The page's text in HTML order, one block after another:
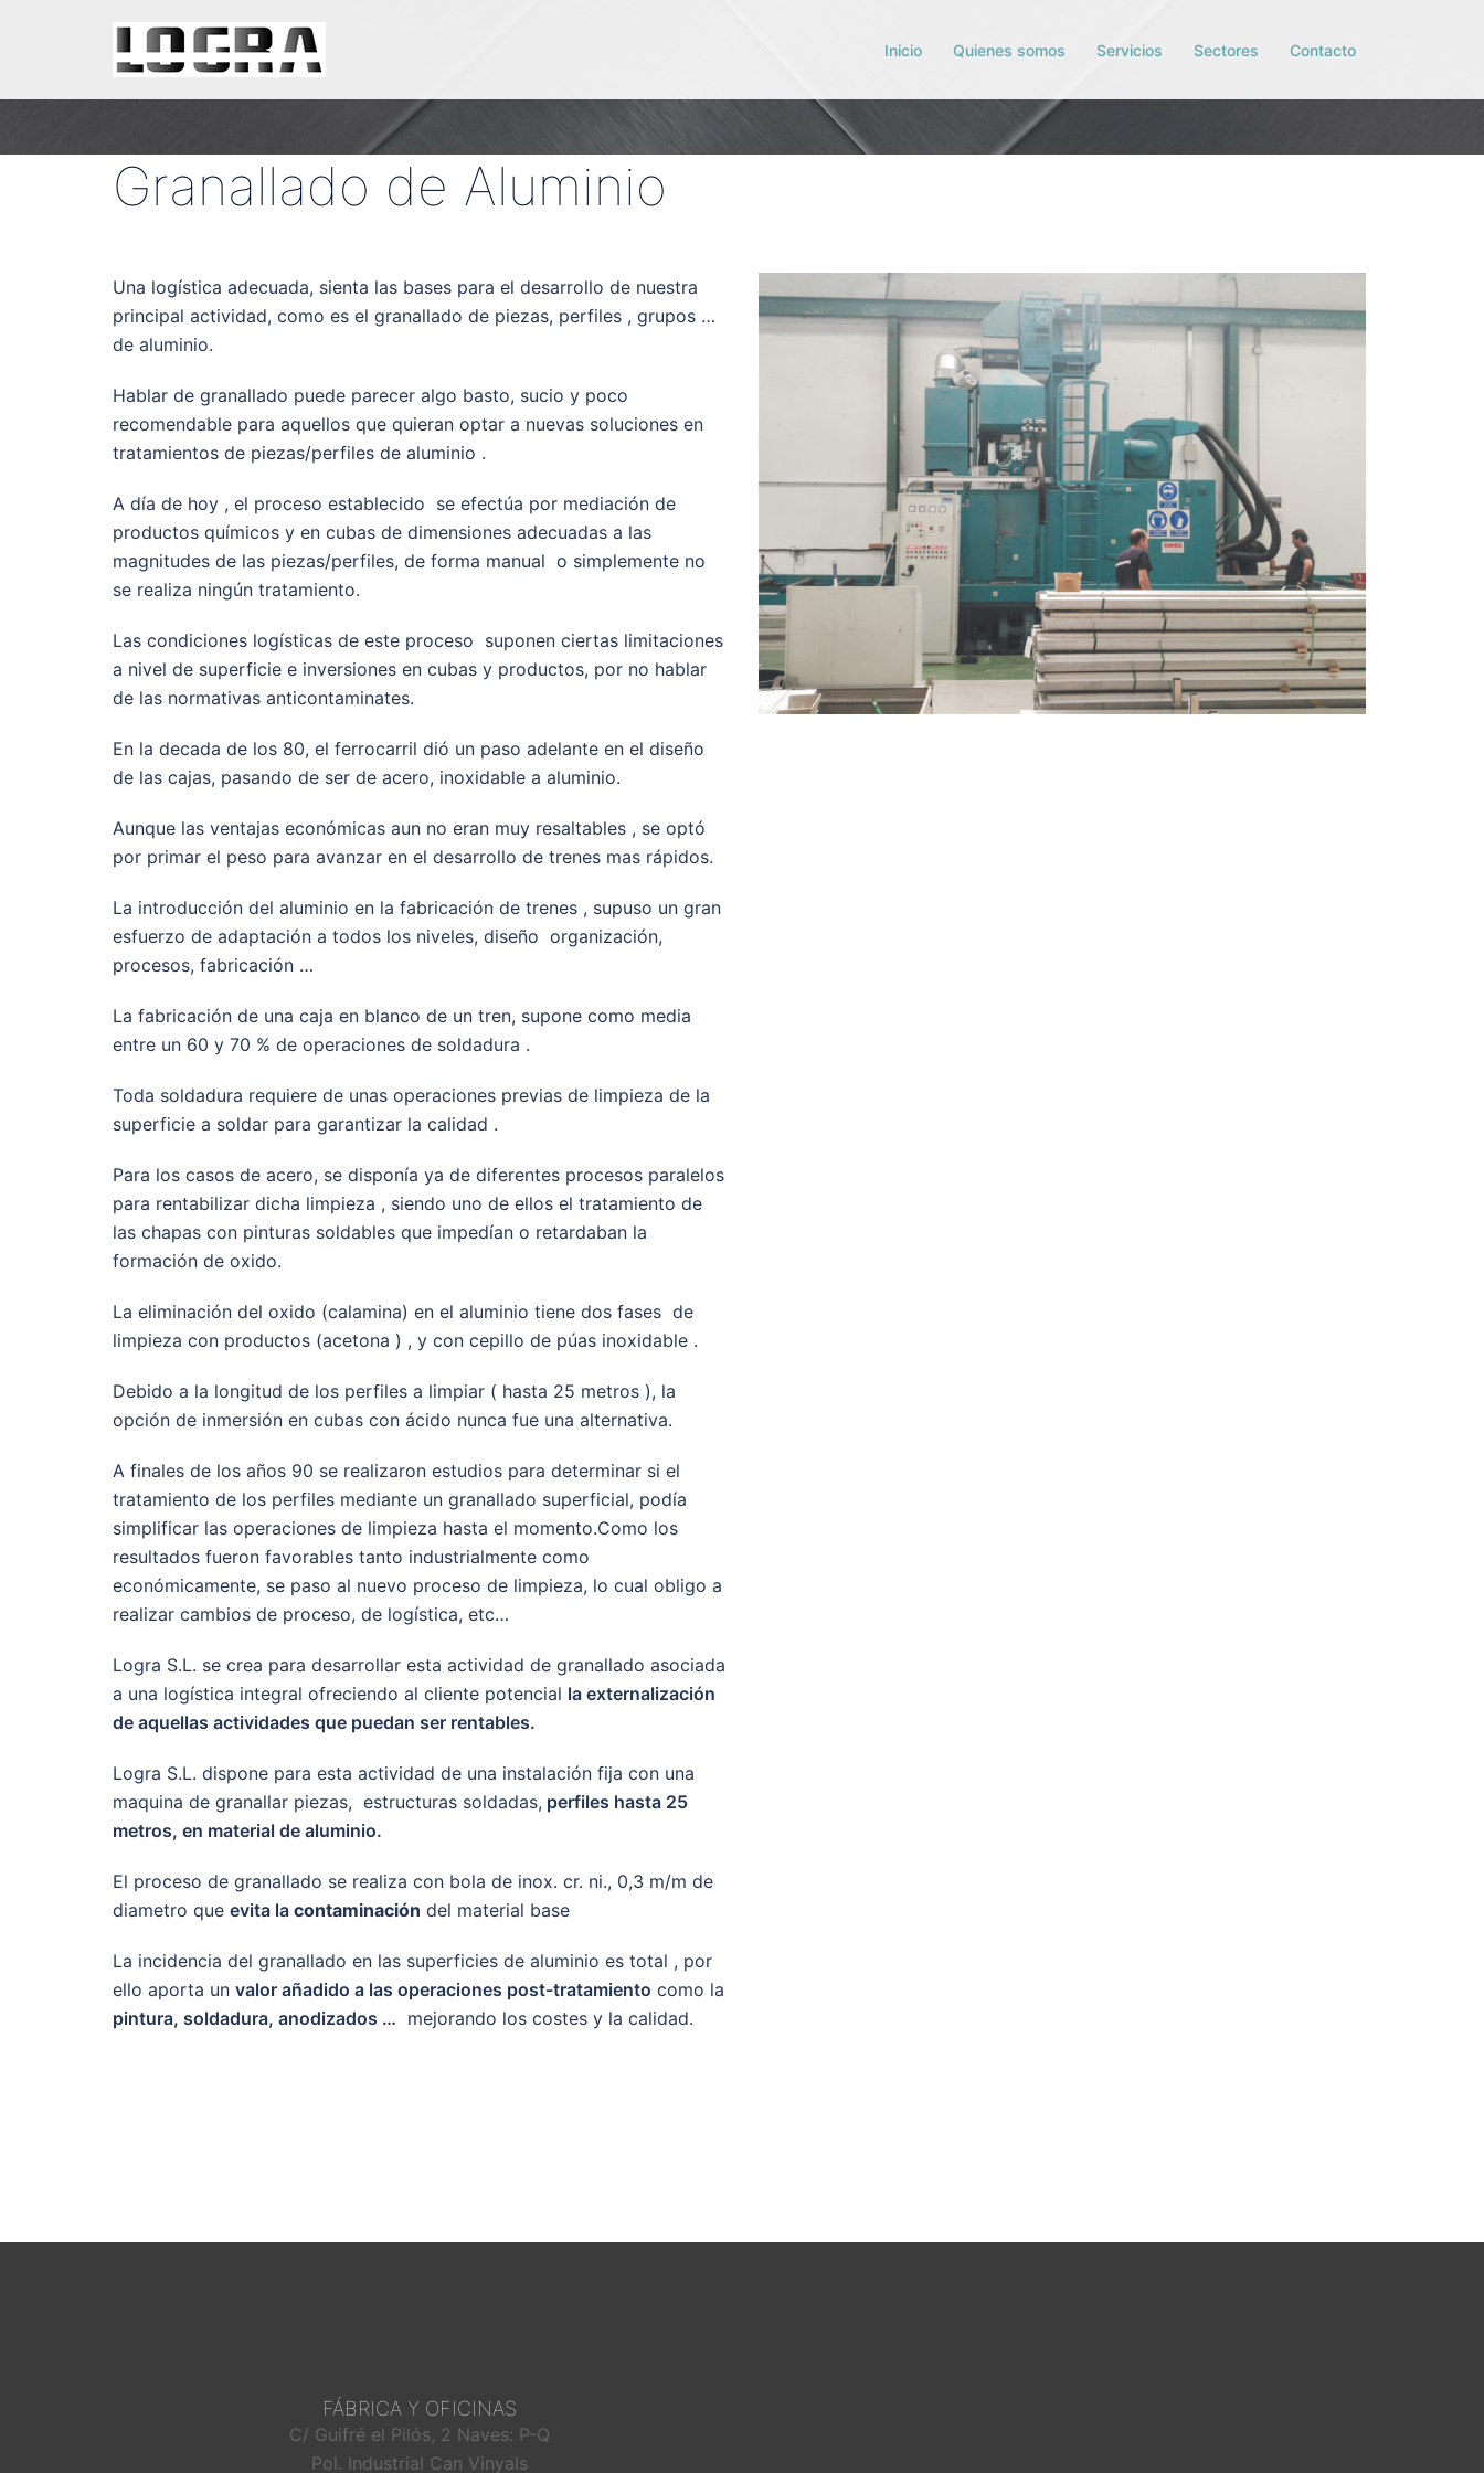
Inicio Quienes somos Servicios Sectores Contacto
Granallado de Aluminio
Una logística adecuada, sienta las bases para el desarrollo de nuestra
principal actividad, como es el granallado de piezas, perfiles , grupos …
de aluminio.
Hablar de granallado puede parecer algo basto, sucio y poco
recomendable para aquellos que quieran optar a nuevas soluciones en
tratamientos de piezas/perfiles de aluminio .
A día de hoy , el proceso establecido se efectúa por mediación de
productos químicos y en cubas de dimensiones adecuadas a las
magnitudes de las piezas/perfiles, de forma manual o simplemente no
se realiza ningún tratamiento.
Las condiciones logísticas de este proceso suponen ciertas limitaciones
a nivel de superficie e inversiones en cubas y productos, por no hablar
de las normativas anticontaminates.
En la decada de los 80, el ferrocarril dió un paso adelante en el diseño
de las cajas, pasando de ser de acero, inoxidable a aluminio.
Aunque las ventajas económicas aun no eran muy resaltables , se optó
por primar el peso para avanzar en el desarrollo de trenes mas rápidos.
La introducción del aluminio en la fabricación de trenes , supuso un gran
esfuerzo de adaptación a todos los niveles, diseño organización,
procesos, fabricación …
La fabricación de una caja en blanco de un tren, supone como media
entre un 60 y 70 % de operaciones de soldadura .
Toda soldadura requiere de unas operaciones previas de limpieza de la
superficie a soldar para garantizar la calidad .
Para los casos de acero, se disponía ya de diferentes procesos paralelos
para rentabilizar dicha limpieza , siendo uno de ellos el tratamiento de
las chapas con pinturas soldables que impedían o retardaban la
formación de oxido.
La eliminación del oxido (calamina) en el aluminio tiene dos fases de
limpieza con productos (acetona ) , y con cepillo de púas inoxidable .
Debido a la longitud de los perfiles a limpiar ( hasta 25 metros ), la
opción de inmersión en cubas con ácido nunca fue una alternativa.
A finales de los años 90 se realizaron estudios para determinar si el
tratamiento de los perfiles mediante un granallado superficial, podía
simplificar las operaciones de limpieza hasta el momento.Como los
resultados fueron favorables tanto industrialmente como
económicamente, se paso al nuevo proceso de limpieza, lo cual obligo a
realizar cambios de proceso, de logística, etc…
Logra S.L. se crea para desarrollar esta actividad de granallado asociada
a una logística integral ofreciendo al cliente potencial la externalización
de aquellas actividades que puedan ser rentables.
Logra S.L. dispone para esta actividad de una instalación fija con una
maquina de granallar piezas, estructuras soldadas, perfiles hasta 25
metros, en material de aluminio.
El proceso de granallado se realiza con bola de inox. cr. ni., 0,3 m/m de
diametro que evita la contaminación del material base
La incidencia del granallado en las superficies de aluminio es total , por
ello aporta un valor añadido a las operaciones post-tratamiento como la
pintura, soldadura, anodizados … mejorando los costes y la calidad.
FÁBRICA Y OFICINAS
C/ Guifré el Pilós, 2 Naves: P-Q
Pol. Industrial Can Vinyals